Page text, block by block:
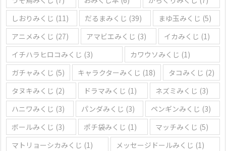
しおりみくじ (11) だるまみくじ (39) まゆ玉みくじ (5)
アニメみくじ (27) アマビエみくじ (3) イカみくじ (1)
イチハラヒロコみくじ (3) カワウソみくじ (1)
ガチャみくじ (5) キャラクターみくじ (18) タコみくじ (2)
タヌキみくじ (2) ドラマみくじ (1) ネズミみくじ (3)
ハニワみくじ (3) パンダみくじ (3) ペンギンみくじ (3)
ボールみくじ (3) ポチ袋みくじ (1) マッチみくじ (5)
マトリョーシカみくじ (1) メッセージドールみくじ (1)